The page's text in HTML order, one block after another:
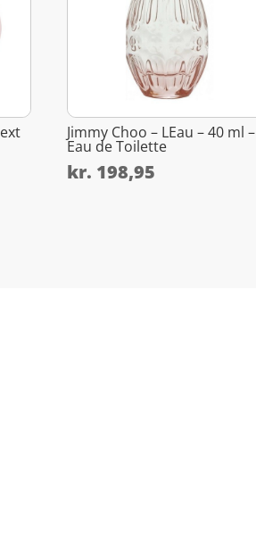
Jimmy Choo – LEau – 40 ml –
Eau de Toilette
kr. 198,95